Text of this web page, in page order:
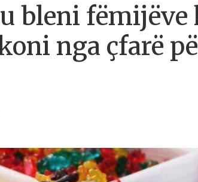
bleni fëmijëve
nga çfarë